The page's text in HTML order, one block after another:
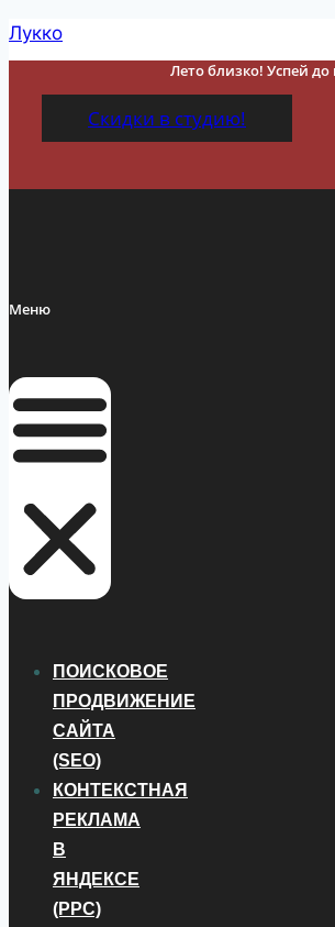
Перейти
к
содержимому
Лукко
Лето близко! Успей
Скидки в студию!
Меню
ПОИСКОВОЕ
ПРОДВИЖЕНИЕ
САЙТА
(SEO)
КОНТЕКСТНАЯ
РЕКЛАМА
В
ЯНДЕКСЕ
(PPC)